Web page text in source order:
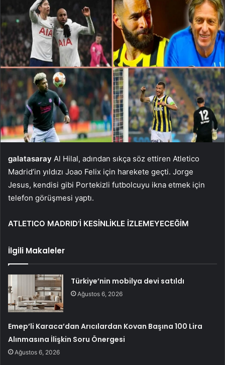
galatasaray Al Hilal, adından sıkça söz ettiren Atletico
Madrid’in yıldızı Joao Felix için harekete geçti. Jorge
Jesus, kendisi gibi Portekizli futbolcuyu ikna etmek için
telefon görüşmesi yaptı.
ATLETICO MADRID’İ KESİNLİKLE İZLEMEYECEĞİM
İlgili Makaleler
Türkiye’nin mobilya devi satıldı
Ağustos 6, 2026
Emep’li Karaca’dan Arıcılardan Kovan Başına 100 Lira
Alınmasına İlişkin Soru Önergesi
Ağustos 6, 2026